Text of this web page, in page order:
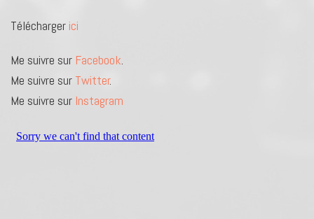
Télécharger ici
Me suivre sur Facebook.
Me suivre sur Twitter.
Me suivre sur Instagram